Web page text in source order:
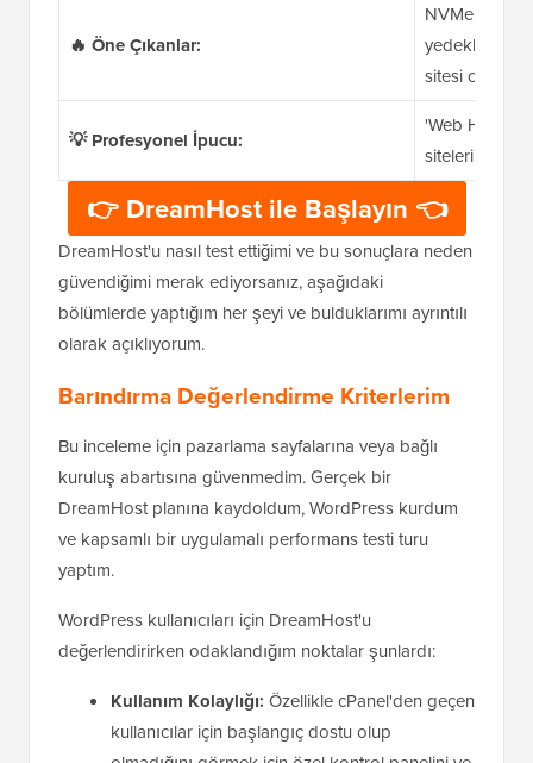
🔥 Öne Çıkanlar:
NVMe SSD
sitesi
💡 Profesyonel İpucu:
'Web Hosting
siteleri için
👉 DreamHost ile Başlayın 👈
DreamHost'u nasıl test ettiğimi ve bu sonuçlara neden
güvendiğimi merak ediyorsanız, aşağıdaki
bölümlerde yaptığım her şeyi ve bulduklarımı ayrıntılı
olarak açıklıyorum.
Barındırma Değerlendirme Kriterlerim
Bu inceleme için pazarlama sayfalarına veya bağlı
kuruluş abartısına güvenmedim. Gerçek bir
DreamHost planına kaydoldum, WordPress kurdum
ve kapsamlı bir uygulamalı performans testi turu
yaptım.
WordPress kullanıcıları için DreamHost'u
değerlendirirken odaklandığım noktalar şunlardı:
Kullanım Kolaylığı: Özellikle cPanel'den geçen
kullanıcılar için başlangıç dostu olup